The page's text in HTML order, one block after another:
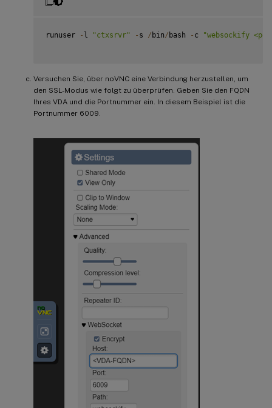
runuser - l "ctxsrvr" - s / bin/ bash - c "websockify
Versuchen Sie, über noVNC eine Verbindung herzustellen, um
den SSL-Modus wie folgt zu überprüfen. Geben Sie den FQDN
Ihres VDA und die Portnummer ein. In diesem Beispiel ist die
Portnummer 6009.